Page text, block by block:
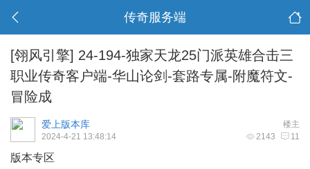
传奇服务端
[翎风引擎] 24-194-独家天龙25门派英雄合击三
职业传奇客户端-华山论剑-套路专属-附魔符文-
冒险成
楼主
爱上版本库
2143 11
2024-4-21 13:48:14
版本专区